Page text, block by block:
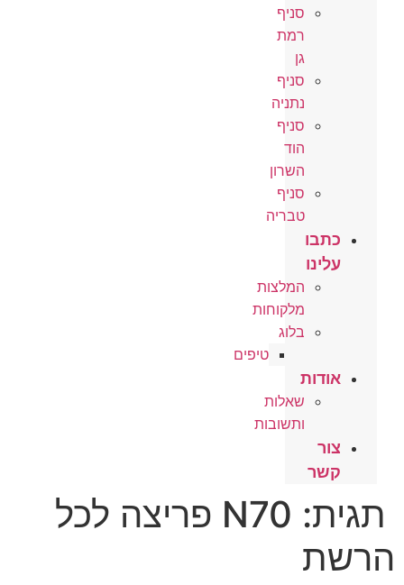
סניף
רמת
גן
סניף
נתניה
סניף
הוד
השרון
סניף
טבריה
כתבו
עלינו
המלצות
מלקוחות
בלוג
טיפים
אודות
שאלות
ותשובות
צור
קשר
תגית:
N70 פריצה לכל
הרשת